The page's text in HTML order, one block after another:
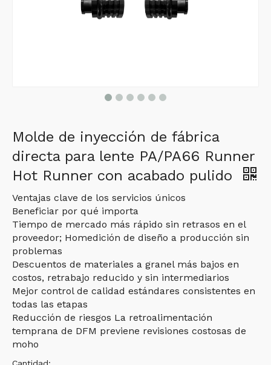
Molde de inyección de fábrica
directa para lente PA/PA66 Runner
Hot Runner con acabado pulido
Ventajas clave de los servicios únicos
Beneficiar por qué importa
Tiempo de mercado más rápido sin retrasos en el
proveedor; Homedición de diseño a producción sin
problemas
Descuentos de materiales a granel más bajos en
costos, retrabajo reducido y sin intermediarios
Mejor control de calidad estándares consistentes en
todas las etapas
Reducción de riesgos La retroalimentación
temprana de DFM previene revisiones costosas de
moho